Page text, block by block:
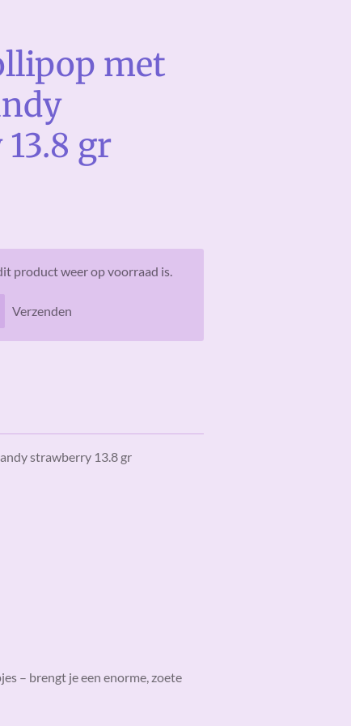
met
gr
product weer op voorraad is.
Verzenden
strawberry 13.8 gr
– brengt je een enorme, zoete